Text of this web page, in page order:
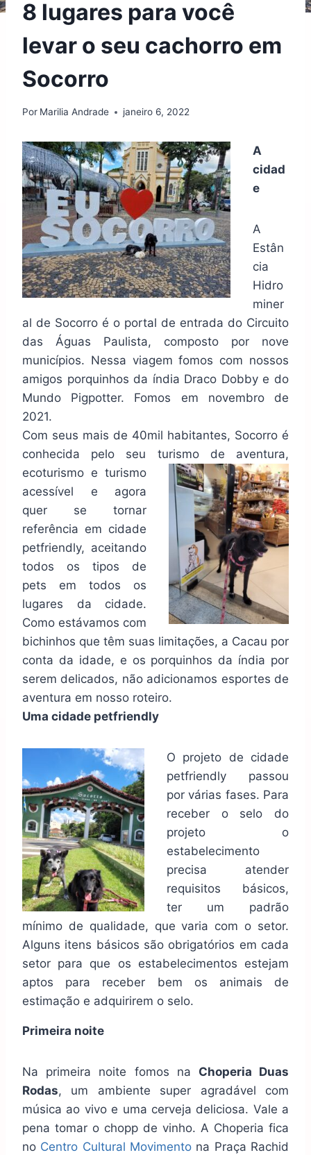
8 lugares para você
levar o seu cachorro em
Socorro
Por Marilia Andrade janeiro 6, 2022
A
cidad
e
A
Estân
cia
Hidro
miner
al de Socorro é o portal de entrada do Circuito
das Águas Paulista, composto por nove
municípios. Nessa viagem fomos com nossos
amigos porquinhos da índia Draco Dobby e do
Mundo Pigpotter. Fomos em novembro de
2021.
Com seus mais de 40mil habitantes, Socorro é
conhecida pelo seu turismo de aventura,
ecoturismo e turismo
acessível e agora
quer se tornar
referência em cidade
petfriendly, aceitando
todos os tipos de
pets em todos os
lugares da cidade.
Como estávamos com
bichinhos que têm suas limitações, a Cacau por
conta da idade, e os porquinhos da índia por
serem delicados, não adicionamos esportes de
aventura em nosso roteiro.
Uma cidade petfriendly
O projeto de cidade
petfriendly passou
por várias fases. Para
receber o selo do
projeto o
estabelecimento
precisa atender
requisitos básicos,
ter um padrão
mínimo de qualidade, que varia com o setor.
Alguns itens básicos são obrigatórios em cada
setor para que os estabelecimentos estejam
aptos para receber bem os animais de
estimação e adquirirem o selo.
Primeira noite
Na primeira noite fomos na Choperia Duas
Rodas, um ambiente super agradável com
música ao vivo e uma cerveja deliciosa. Vale a
pena tomar o chopp de vinho. A Choperia fica
no Centro Cultural Movimento na Praça Rachid